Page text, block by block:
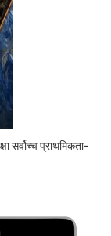
सर्वोच्च प्राथमिकता-